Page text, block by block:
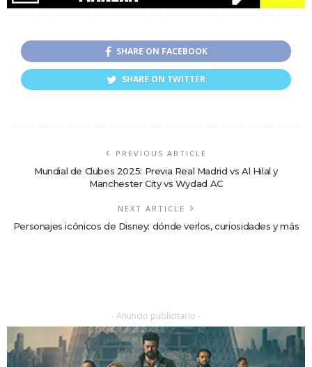
SHARE ON FACEBOOK
SHARE ON TWITTER
PREVIOUS ARTICLE
Mundial de Clubes 2025: Previa Real Madrid vs Al Hilal y
Manchester City vs Wydad AC
NEXT ARTICLE
Personajes icónicos de Disney: dónde verlos, curiosidades y más
- Anuncio publicitario -